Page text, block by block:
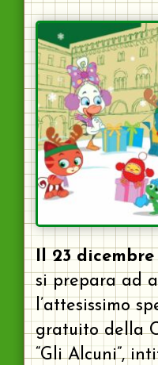
Il 23 dicembre
si prepara ad
l’attesissimo
gratuito della
“Gli Alcuni”,